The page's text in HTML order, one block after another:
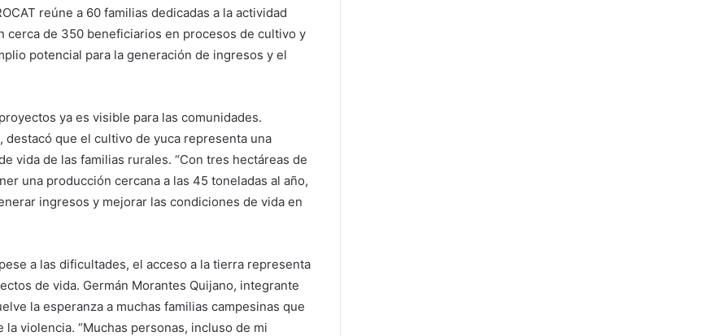
reúne a 60 familias dedicadas a la actividad
cerca de 350 beneficiarios en procesos de cultivo y
potencial para la generación de ingresos y el
ya es visible para las comunidades.
destacó que el cultivo de yuca representa una
vida de las familias rurales. “Con tres hectáreas de
una producción cercana a las 45 toneladas al año,
ingresos y mejorar las condiciones de vida en
a las dificultades, el acceso a la tierra representa
de vida. Germán Morantes Quijano, integrante
la esperanza a muchas familias campesinas que
violencia. “Muchas personas, incluso de mi